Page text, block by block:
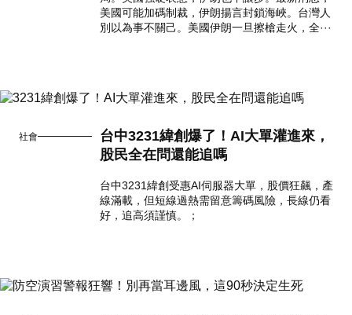
美國可能加碼制裁，伊朗揚言封鎖海峽。台灣人
別以為事不關己。美國伊朗一旦擦槍走火，全···
社會
台中3231緯創爆了！AI大單灌進來，
股民全在問還能追嗎
台中3231緯創受惠AI伺服器大單，股價狂飆，產
線滿載，但短線過熱需留意籌碼風險，長線仍看
好，追高須謹慎。；